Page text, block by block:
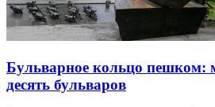
Бульварное кольцо пешком:
десять бульваров